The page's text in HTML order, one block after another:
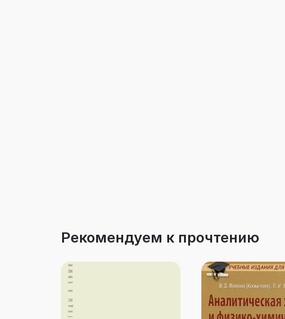
Рекомендуем к прочтению